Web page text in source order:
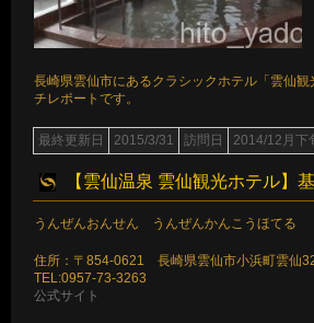
長崎県雲仙市にあるクラシックホテル「雲仙
チレポートです。
最終更新日 2015/3/31 訪問日 2014/12月下
【雲仙温泉 雲仙観光ホテル】
うんぜんおんせん うんぜんかんこうほてる
住所：〒854-0621 長崎県雲仙市小浜町雲仙
TEL:0957-73-3263
公式サイト